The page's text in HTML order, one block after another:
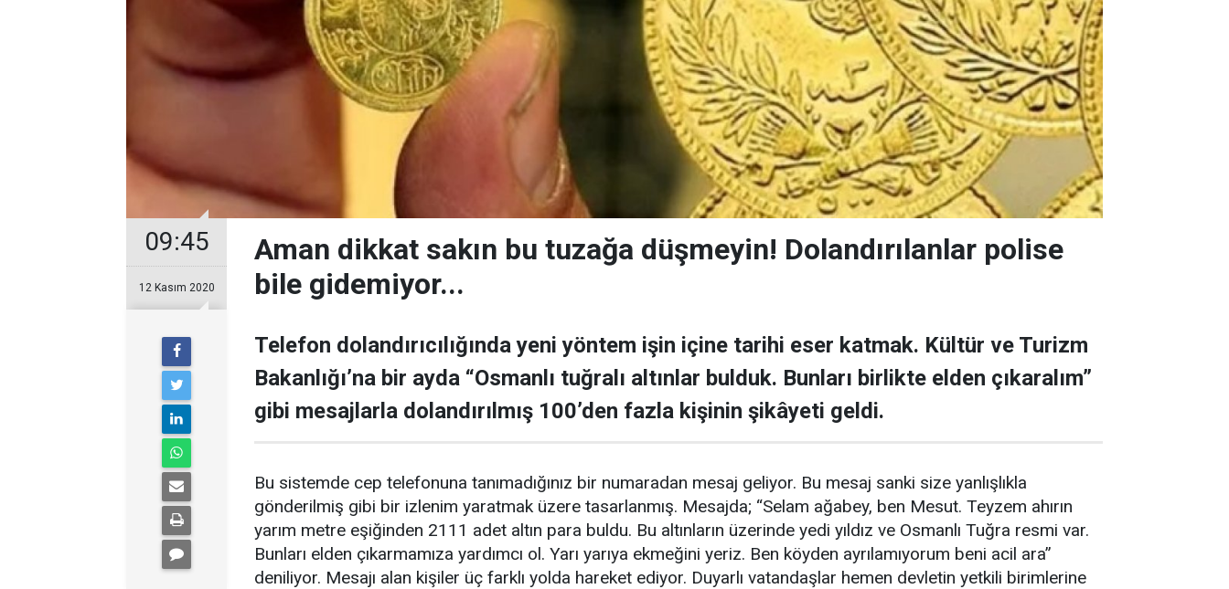
09:45
12 Kasım 2020
Aman dikkat sakın bu tuzağa düşmeyin! Dolandırılanlar polise
bile gidemiyor...
Telefon dolandırıcılığında yeni yöntem işin içine tarihi eser katmak. Kültür ve Turizm
Bakanlığı’na bir ayda “Osmanlı tuğralı altınlar bulduk. Bunları birlikte elden çıkaralım”
gibi mesajlarla dolandırılmış 100’den fazla kişinin şikâyeti geldi.
Bu sistemde cep telefonuna tanımadığınız bir numaradan mesaj geliyor. Bu mesaj sanki size yanlışlıkla
gönderilmiş gibi bir izlenim yaratmak üzere tasarlanmış. Mesajda; “Selam ağabey, ben Mesut. Teyzem ahırın
yarım metre eşiğinden 2111 adet altın para buldu. Bu altınların üzerinde yedi yıldız ve Osmanlı Tuğra resmi var.
Bunları elden çıkarmamıza yardımcı ol. Yarı yarıya ekmeğini yeriz. Ben köyden ayrılamıyorum beni acil ara”
deniliyor. Mesajı alan kişiler üç farklı yolda hareket ediyor. Duyarlı vatandaşlar hemen devletin yetkili birimlerine